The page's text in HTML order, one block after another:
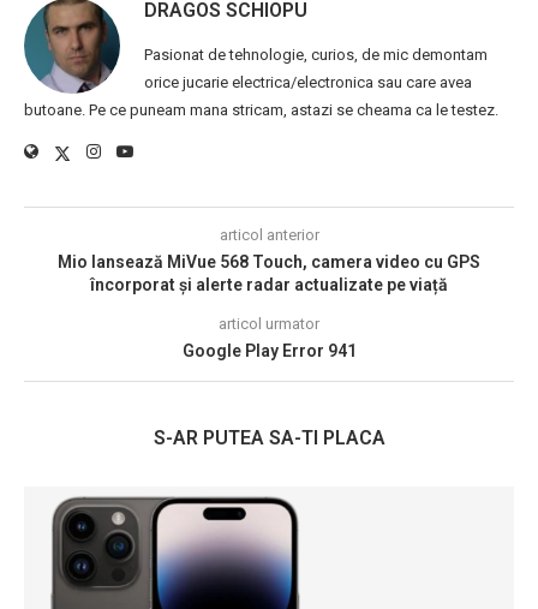
DRAGOS SCHIOPU
Pasionat de tehnologie, curios, de mic demontam
orice jucarie electrica/electronica sau care avea
butoane. Pe ce puneam mana stricam, astazi se cheama ca le testez.
articol anterior
Mio lansează MiVue 568 Touch, camera video cu GPS
încorporat și alerte radar actualizate pe viață
articol urmator
Google Play Error 941
S-AR PUTEA SA-TI PLACA